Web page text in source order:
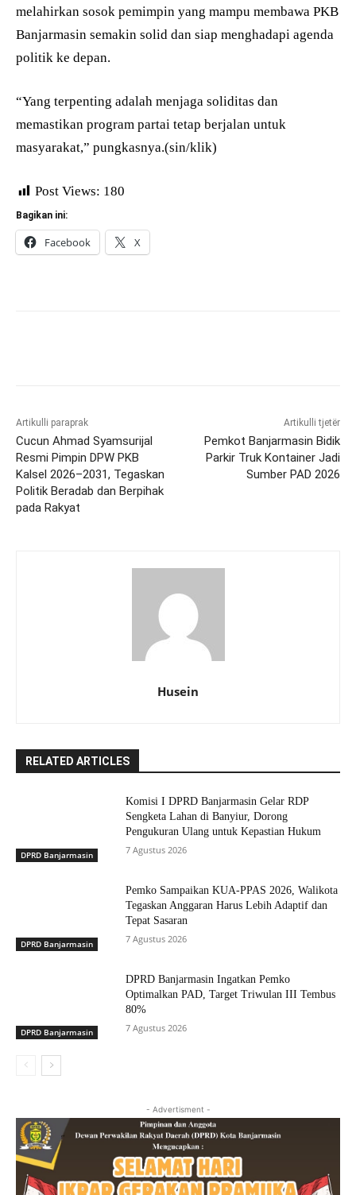
melahirkan sosok pemimpin yang mampu membawa PKB
Banjarmasin semakin solid dan siap menghadapi agenda
politik ke depan.
“Yang terpenting adalah menjaga soliditas dan
memastikan program partai tetap berjalan untuk
masyarakat,” pungkasnya.(sin/klik)
Post Views: 180
Bagikan ini:
Facebook X
Artikulli paraprak
Cucun Ahmad Syamsurijal
Resmi Pimpin DPW PKB
Kalsel 2026–2031, Tegaskan
Politik Beradab dan Berpihak
pada Rakyat
Artikulli tjetër
Pemkot Banjarmasin Bidik
Parkir Truk Kontainer Jadi
Sumber PAD 2026
Husein
RELATED ARTICLES
DPRD Banjarmasin
Komisi I DPRD Banjarmasin Gelar RDP
Sengketa Lahan di Banyiur, Dorong
Pengukuran Ulang untuk Kepastian Hukum
7 Agustus 2026
DPRD Banjarmasin
Pemko Sampaikan KUA-PPAS 2026, Walikota
Tegaskan Anggaran Harus Lebih Adaptif dan
Tepat Sasaran
7 Agustus 2026
DPRD Banjarmasin
DPRD Banjarmasin Ingatkan Pemko
Optimalkan PAD, Target Triwulan III Tembus
80%
7 Agustus 2026
- Advertisment -